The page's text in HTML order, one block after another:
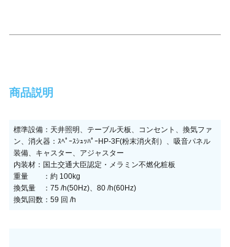
商品説明
標準設備：天井照明、テーブル天板、コンセント、換気ファ
ン、消火器：ｽﾍﾟｰｽｼｭｯﾊﾟｰHP-3F(粉末消火剤）、吸音パネル
装備、キャスター、アジャスター
内装材：国土交通大臣認定・メラミン不燃化粧板
重量 ：約 100kg
換気量 ：75 /h(50Hz)、80 /h(60Hz)
換気回数：59 回 /h